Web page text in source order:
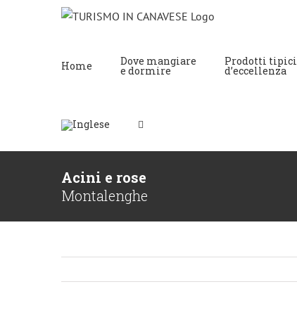
Home Dove mangiare
e dormire
Prodotti tipici
d’eccellenza
Acini e rose
Montalenghe